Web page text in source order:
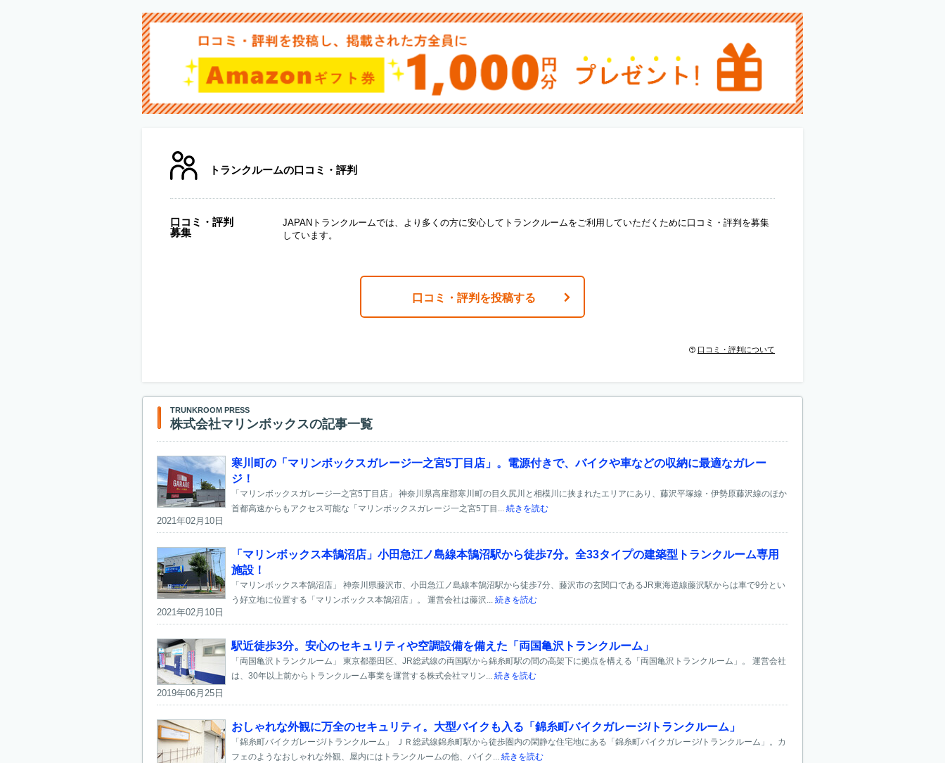
トランクルームの口コミ・評判
口コミ・評判
募集
JAPANトランクルームでは、より多くの方に安心してトランクルームをご利用していただくために口コミ・評判を募集
しています。
口コミ・評判を投稿する
口コミ・評判について
TRUNKROOM PRESS
株式会社マリンボックスの記事一覧
寒川町の「マリンボックスガレージ一之宮5丁目店」。電源付きで、バイクや車などの収納に最適なガレー
ジ！
「マリンボックスガレージ一之宮5丁目店」 神奈川県高座郡寒川町の目久尻川と相模川に挟まれたエリアにあり、藤沢平塚線・伊勢原藤沢線のほか
首都高速からもアクセス可能な「マリンボックスガレージ一之宮5丁目...
続きを読む
2021年02月10日
「マリンボックス本鵠沼店」小田急江ノ島線本鵠沼駅から徒歩7分。全33タイプの建築型トランクルーム専用
施設！
「マリンボックス本鵠沼店」 神奈川県藤沢市、小田急江ノ島線本鵠沼駅から徒歩7分、藤沢市の玄関口であるJR東海道線藤沢駅からは車で9分とい
う好立地に位置する「マリンボックス本鵠沼店」。 運営会社は藤沢...
続きを読む
2021年02月10日
駅近徒歩3分。安心のセキュリティや空調設備を備えた「両国亀沢トランクルーム」
「両国亀沢トランクルーム」 東京都墨田区、JR総武線の両国駅から錦糸町駅の間の高架下に拠点を構える「両国亀沢トランクルーム」。 運営会社
は、30年以上前からトランクルーム事業を運営する株式会社マリン...
続きを読む
2019年06月25日
おしゃれな外観に万全のセキュリティ。大型バイクも入る「錦糸町バイクガレージ/トランクルーム」
「錦糸町バイクガレージ/トランクルーム」 ＪＲ総武線錦糸町駅から徒歩圏内の閑静な住宅地にある「錦糸町バイクガレージ/トランクルーム」。カ
フェのようなおしゃれな外観、屋内にはトランクルームの他、バイク...
続きを読む